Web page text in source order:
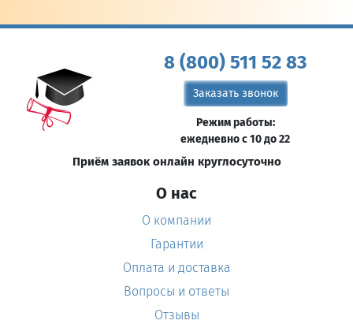
8 (800) 511 52 83
Заказать звонок
Режим работы:
ежедневно с 10 до 22
Приём заявок онлайн круглосуточно
О нас
О компании
Гарантии
Оплата и доставка
Вопросы и ответы
Отзывы